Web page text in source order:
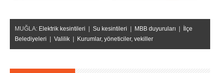
MUĞLA: Elektrik kesintileri Su kesintileri MBB duyuruları
İlçe
Belediyeleri
Valilik Kurumlar, yöneticiler, vekiller